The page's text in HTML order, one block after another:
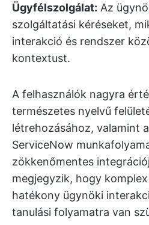
Ügyfélszolgálat: Az
szolgáltatási kéréseket,
interakció és rendszer
kontextust.
A felhasználók nagyra
természetes nyelvű
létrehozásához, valamint
ServiceNow
zökkenőmentes
megjegyzik, hogy
hatékony ügynöki
tanulási folyamatra van